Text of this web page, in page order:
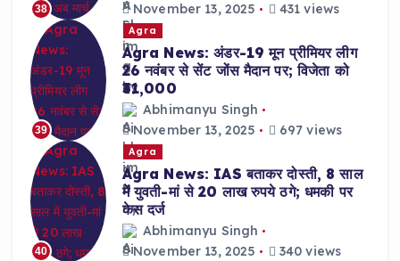
38
November 13, 2025
431 views
39
Agra
Agra News: अंडर-19 मून प्रीमियर लीग
26 नवंबर से सेंट जोंस मैदान पर; विजेता को
₹31,000
Abhimanyu Singh
November 13, 2025
697 views
40
Agra
Agra News: IAS बताकर दोस्ती, 8 साल
में युवती-मां से 20 लाख रुपये ठगे; धमकी पर
केस दर्ज
Abhimanyu Singh
November 13, 2025
340 views